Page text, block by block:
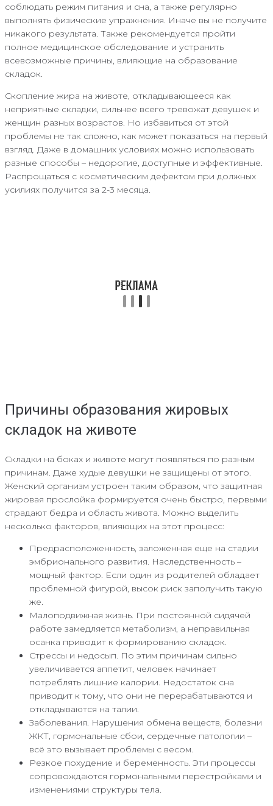
соблюдать режим питания и сна, а также регулярно
выполнять физические упражнения. Иначе вы не получите
никакого результата. Также рекомендуется пройти
полное медицинское обследование и устранить
всевозможные причины, влияющие на образование
складок.
Скопление жира на животе, откладывающееся как
неприятные складки, сильнее всего тревожат девушек и
женщин разных возрастов. Но избавиться от этой
проблемы не так сложно, как может показаться на первый
взгляд. Даже в домашних условиях можно использовать
разные способы – недорогие, доступные и эффективные.
Распрощаться с косметическим дефектом при должных
усилиях получится за 2-3 месяца.
Причины образования жировых
складок на животе
Складки на боках и животе могут появляться по разным
причинам. Даже худые девушки не защищены от этого.
Женский организм устроен таким образом, что защитная
жировая прослойка формируется очень быстро, первыми
страдают бедра и область живота. Можно выделить
несколько факторов, влияющих на этот процесс:
Предрасположенность, заложенная еще на стадии
эмбрионального развития. Наследственность –
мощный фактор. Если один из родителей обладает
проблемной фигурой, высок риск заполучить такую
же.
Малоподвижная жизнь. При постоянной сидячей
работе замедляется метаболизм, а неправильная
осанка приводит к формированию складок.
Стрессы и недосып. По этим причинам сильно
увеличивается аппетит, человек начинает
потреблять лишние калории. Недостаток сна
приводит к тому, что они не перерабатываются и
откладываются на талии.
Заболевания. Нарушения обмена веществ, болезни
ЖКТ, гормональные сбои, сердечные патологии –
всё это вызывает проблемы с весом.
Резкое похудение и беременность. Эти процессы
сопровождаются гормональными перестройками и
изменениями структуры тела.